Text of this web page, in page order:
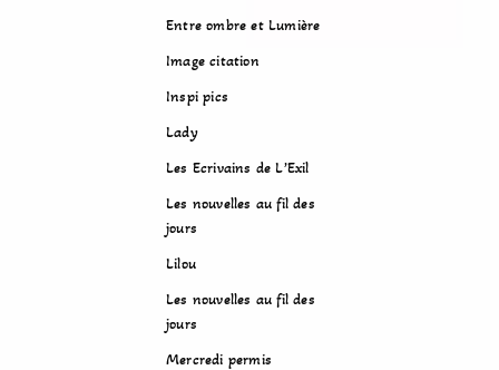
Entre ombre et Lumière
Image citation
Inspi pics
Lady
Les Ecrivains de L’Exil
Les nouvelles au fil des
jours
Lilou
Les nouvelles au fil des
jours
Mercredi permis